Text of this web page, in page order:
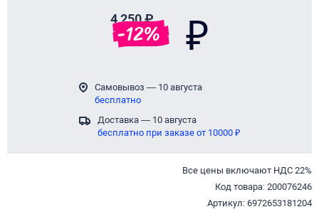
4 250 ₽
-12% ₽
Самовывоз — 10 августа
бесплатно
Доставка — 10 августа
бесплатно при заказе от 10000 ₽
Все цены включают НДС 22%
Код товара: 200076246
Артикул: 6972653181204